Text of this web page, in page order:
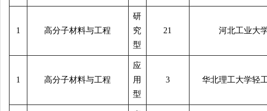
1 高分子材料与工程
研
究
型
21 河北工业大
1 高分子材料与工程
应
用
型
3 华北理工大学轻